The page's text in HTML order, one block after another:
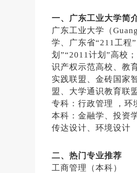
一、广东工业大学简
广东工业大学（
学、广东省“211工程
划”“2011计划”高校
识产权示范高校、教
实践联盟、金砖国家
盟、大学通识教育联
专科：行政管理 ，环
本科：金融学、投资
传达设计、环境设计
二、热门专业推荐
工商管理（本科）